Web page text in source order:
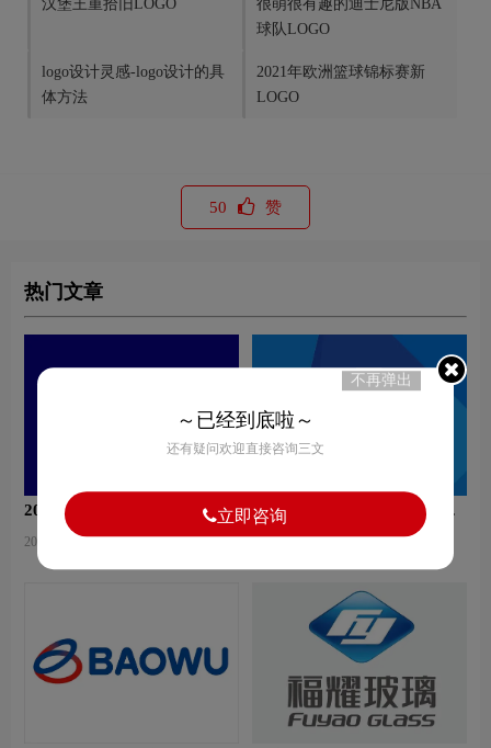
汉堡王重拾旧LOGO
很萌很有趣的迪士尼版NBA
球队LOGO
logo设计灵感-logo设计的具
体方法
2021年欧洲篮球锦标赛新
LOGO
50 赞
热门文章
2020年不一样的百度新Logo
2020-11-05 10:20:33
无人机LOGO设计-大疆创新
品牌logo设计
2021-03-24 14:39:57
不再弹出
～已经到底啦～
还有疑问欢迎直接咨询三文
立即咨询